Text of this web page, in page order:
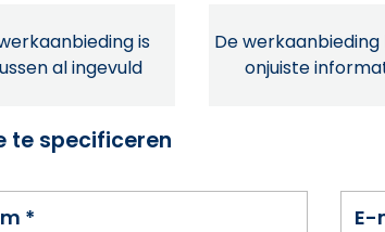
is
al ingevuld
De
onjuiste
te specificeren
* E-